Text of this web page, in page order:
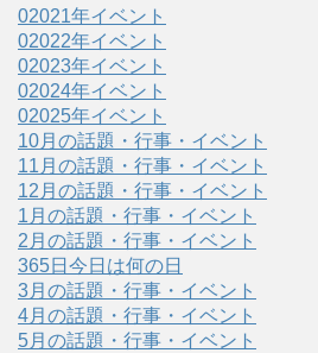
02021年イベント
02022年イベント
02023年イベント
02024年イベント
02025年イベント
10月の話題・行事・イベント
11月の話題・行事・イベント
12月の話題・行事・イベント
1月の話題・行事・イベント
2月の話題・行事・イベント
365日今日は何の日
3月の話題・行事・イベント
4月の話題・行事・イベント
5月の話題・行事・イベント